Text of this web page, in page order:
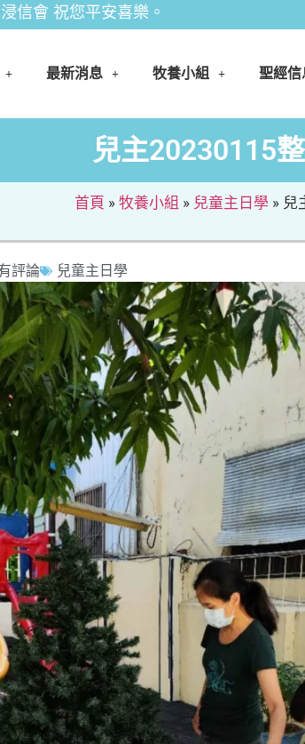
平安喜樂。
最新消息 牧養小組 聖經信
兒主20230115
首頁 »牧養小組 » 兒童主日學 » 兒
評論 兒童主日學